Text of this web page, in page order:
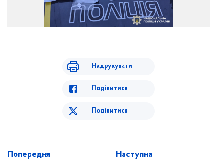
Надрукувати
Поділитися
Поділитися
Попередня Наступна